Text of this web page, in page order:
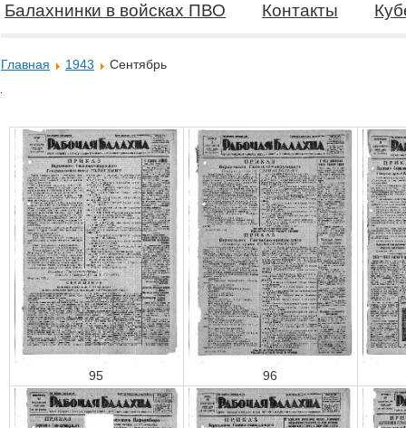
Балахнинки в войсках ПВО
Контакты
Главная 1943 Сентябрь
95 96